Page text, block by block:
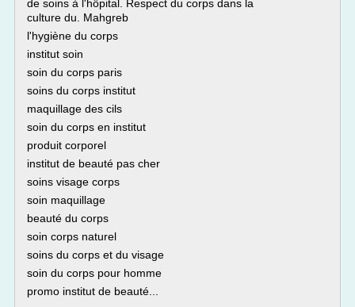
de soins à l'hôpital. Respect du corps dans la
culture du. Mahgreb
l'hygiène du corps
institut soin
soin du corps paris
soins du corps institut
maquillage des cils
soin du corps en institut
produit corporel
institut de beauté pas cher
soins visage corps
soin maquillage
beauté du corps
soin corps naturel
soins du corps et du visage
soin du corps pour homme
promo institut de beauté...